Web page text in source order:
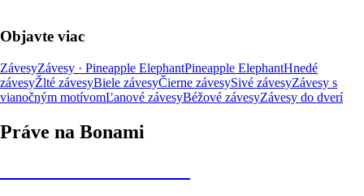
Objavte viac
ZávesyZávesy · Pineapple ElephantPineapple ElephantHnedé
závesyŽlté závesyBiele závesyČierne závesySivé závesyZávesy s
vianočným motívomĽanové závesyBéžové závesyZávesy do dverí
Práve na Bonami